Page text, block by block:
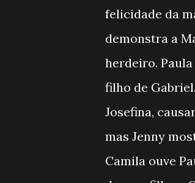
felicidade da
demonstra a
herdeiro.
filho de
Josefina,
mas Jenny
Camila ouve